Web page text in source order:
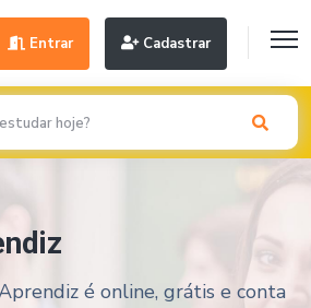
Entrar Cadastrar
é online, grátis e conta